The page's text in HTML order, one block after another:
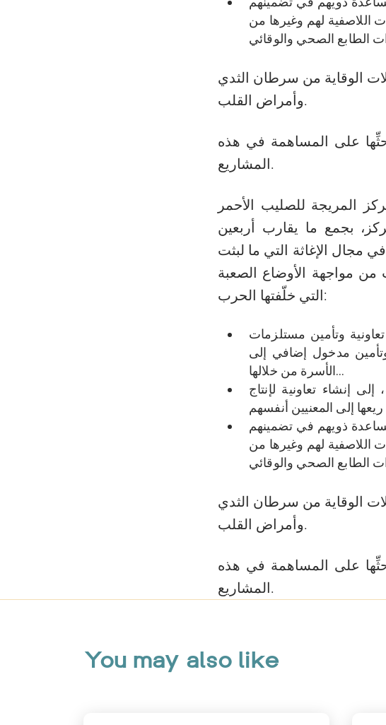
اللاصفية لهم وغيرها من
الوقاية من سرطان الثدي
وأمراض القلب.
على المساهمة في هذه
المشاريع.
في مركز المريجة للصليب الأحمر
بجمع ما يقارب أربعين
مجال الإغاثة التي ما لبثت
من مواجهة الأوضاع الصعبة
التي خلّفتها الحرب:
وتأمين مستلزمات
مدخول إضافي إلى
الأسرة من خلالها…
إنشاء تعاونية لإنتاج
ذويهم في تضمينهم
اللاصفية لهم وغيرها من
الوقاية من سرطان الثدي
وأمراض القلب.
على المساهمة في هذه
المشاريع.
You may also like